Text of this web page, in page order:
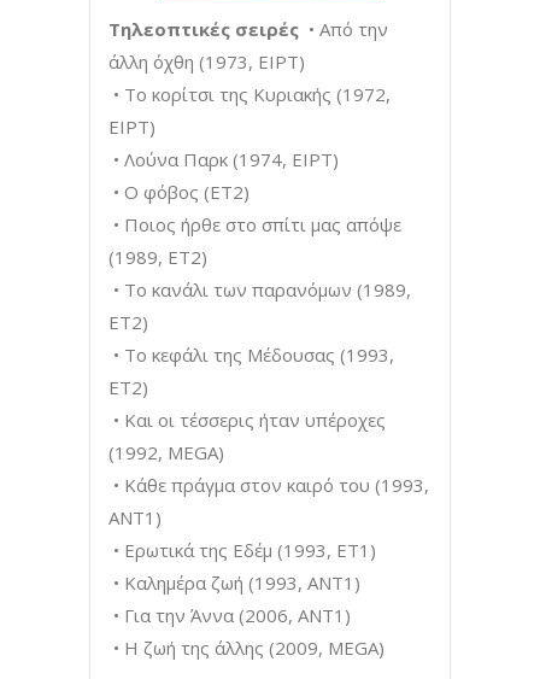
Τηλεοπτικές σειρές • Από την
άλλη όχθη (1973, ΕΙΡΤ)
• Το κορίτσι της Κυριακής (1972,
ΕΙΡΤ)
• Λούνα Παρκ (1974, ΕΙΡΤ)
• Ο φόβος (ΕΤ2)
• Ποιος ήρθε στο σπίτι μας απόψε
(1989, ΕΤ2)
• Το κανάλι των παρανόμων (1989,
ΕΤ2)
• Το κεφάλι της Μέδουσας (1993,
ΕΤ2)
• Και οι τέσσερις ήταν υπέροχες
(1992, MEGA)
• Κάθε πράγμα στον καιρό του (1993,
ΑΝΤ1)
• Ερωτικά της Εδέμ (1993, ΕΤ1)
• Καλημέρα ζωή (1993, ΑΝΤ1)
• Για την Άννα (2006, ΑΝΤ1)
• Η ζωή της άλλης (2009, MEGA)